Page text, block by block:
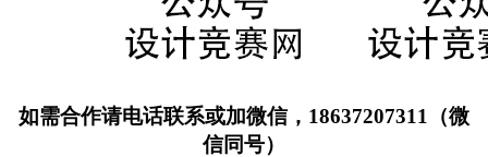
如需合作请电话联系或加微信，18637207311（微
信同号）